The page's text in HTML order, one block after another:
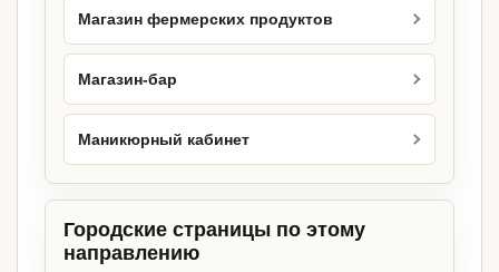
Магазин фермерских продуктов
Магазин-бар
Маникюрный кабинет
Городские страницы по этому
направлению